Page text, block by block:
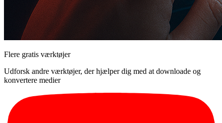
Flere gratis værktøjer
Udforsk andre værktøjer, der hjælper dig med at downloade og
konvertere medier